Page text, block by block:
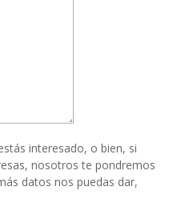
interesado, o bien, si
nosotros te pondremos
datos nos puedas dar,